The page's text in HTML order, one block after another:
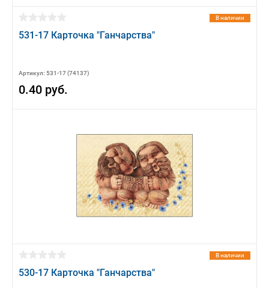
В наличии
531-17 Карточка "Ганчарства"
Артикул: 531-17 (74137)
0.40 руб.
В наличии
530-17 Карточка "Ганчарства"